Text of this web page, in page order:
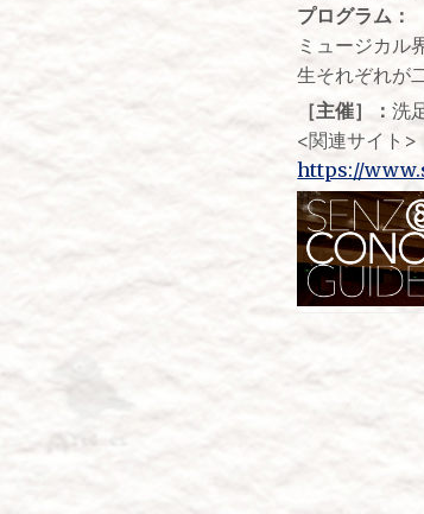
プログラム：
ミュージカル
生それぞれが
［主催］：洗
<関連サイト>
https://